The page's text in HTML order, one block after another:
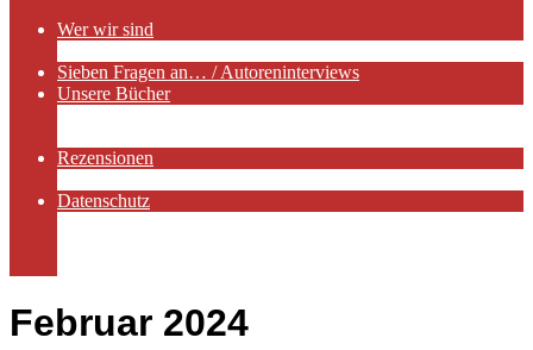
Menu
Wer wir sind
Sieben Fragen an… / Autoreninterviews
Unsere Bücher
Rezensionen
Datenschutz
Februar 2024